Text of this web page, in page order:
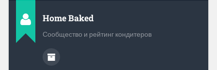
Home Baked
Сообщество и рейтинг кондитеров